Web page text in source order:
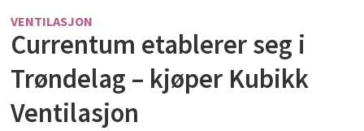
VENTILASJON
Currentum etablerer seg i
Trøndelag – kjøper Kubikk
Ventilasjon